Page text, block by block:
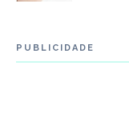
PUBLICIDADE